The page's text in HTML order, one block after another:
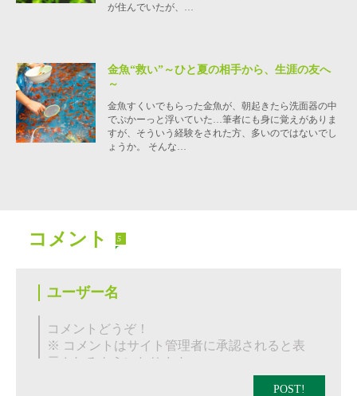
が住んでいたが、…
金魚“救い”～ひと夏の相手から、生涯の友へ
～
金魚すくいでもらった金魚が、朝起きたら洗面器の中
でぷかーっと浮いていた…筆者にも身に覚えがありま
すが、そういう経験をされた方、多いのではないでし
ょうか。 そんな…
コメント 5
POST!